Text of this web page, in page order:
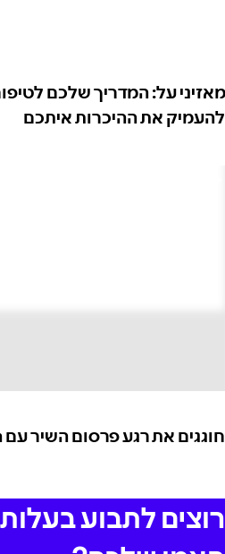
מאזיני על: המדריך שלכם
להעמיק את ההיכרות איתכם
חוגגים את רגע פרסום השיר עם Jorja Smith
רוצים לתבוע